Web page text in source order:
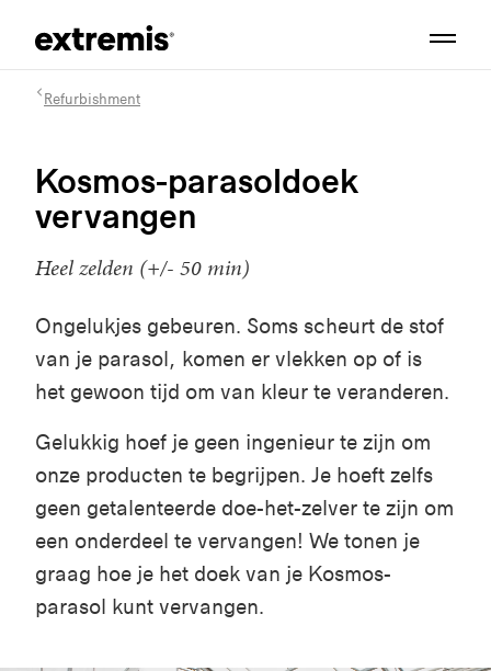
Refurbishment
Kosmos-parasoldoek
vervangen
Heel zelden (+/- 50 min)
Ongelukjes gebeuren. Soms scheurt de stof
van je parasol, komen er vlekken op of is
het gewoon tijd om van kleur te veranderen.
Gelukkig hoef je geen ingenieur te zijn om
onze producten te begrijpen. Je hoeft zelfs
geen getalenteerde doe-het-zelver te zijn om
een onderdeel te vervangen! We tonen je
graag hoe je het doek van je Kosmos-
parasol kunt vervangen.